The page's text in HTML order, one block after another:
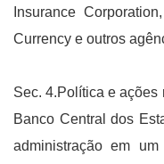
Insurance
Currency e outros
Sec. 4.Política e
Banco Central dos
administração em